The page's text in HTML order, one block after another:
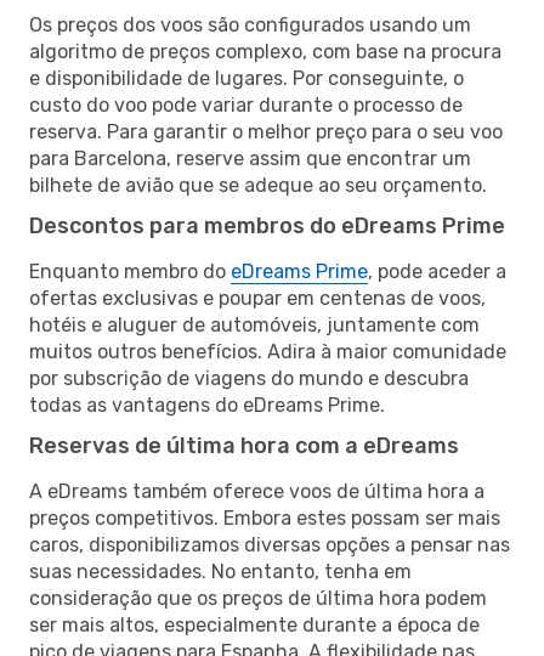
Os preços dos voos são configurados usando um
algoritmo de preços complexo, com base na procura
e disponibilidade de lugares. Por conseguinte, o
custo do voo pode variar durante o processo de
reserva. Para garantir o melhor preço para o seu voo
para Barcelona, reserve assim que encontrar um
bilhete de avião que se adeque ao seu orçamento.
Descontos para membros do eDreams Prime
Enquanto membro do eDreams Prime, pode aceder a
ofertas exclusivas e poupar em centenas de voos,
hotéis e aluguer de automóveis, juntamente com
muitos outros benefícios. Adira à maior comunidade
por subscrição de viagens do mundo e descubra
todas as vantagens do eDreams Prime.
Reservas de última hora com a eDreams
A eDreams também oferece voos de última hora a
preços competitivos. Embora estes possam ser mais
caros, disponibilizamos diversas opções a pensar nas
suas necessidades. No entanto, tenha em
consideração que os preços de última hora podem
ser mais altos, especialmente durante a época de